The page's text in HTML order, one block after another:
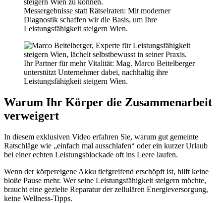
Messergebnisse statt Rätselraten: Mit moderner
Diagnostik schaffen wir die Basis, um Ihre
Leistungsfähigkeit steigern Wien.
Ihr Partner für mehr Vitalität: Mag. Marco Beitelberger
unterstützt Unternehmer dabei, nachhaltig ihre
Leistungsfähigkeit steigern Wien.
Warum Ihr Körper die Zusammenarbeit
verweigert
In diesem exklusiven Video erfahren Sie, warum gut gemeinte
Ratschläge wie „einfach mal ausschlafen“ oder ein kurzer Urlaub
bei einer echten Leistungsblockade oft ins Leere laufen.
Wenn der körpereigene Akku tiefgreifend erschöpft ist, hilft keine
bloße Pause mehr. Wer seine Leistungsfähigkeit steigern möchte,
braucht eine gezielte Reparatur der zellulären Energieversorgung,
keine Wellness-Tipps.